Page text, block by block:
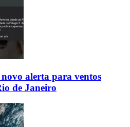
alerta para ventos
de Janeiro